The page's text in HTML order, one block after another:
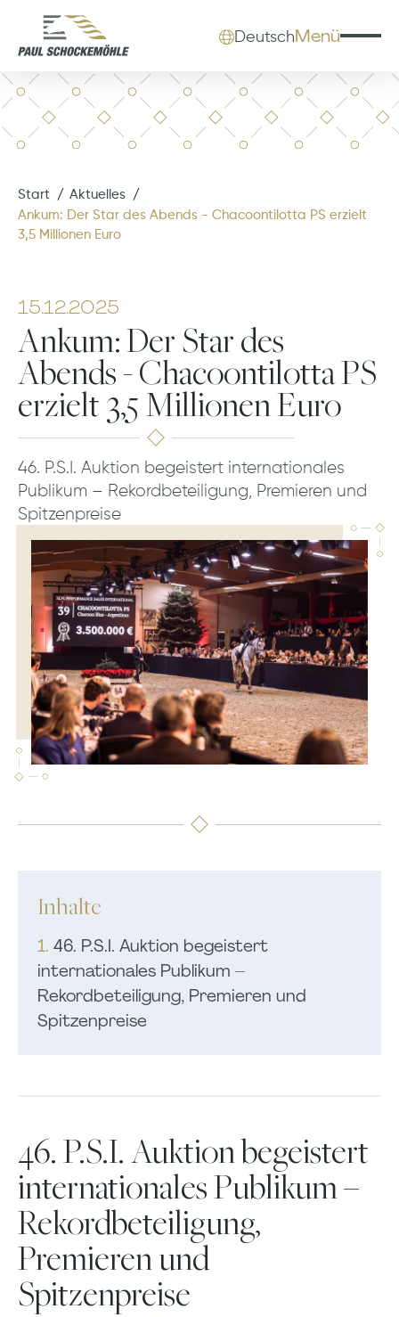
DeutschMenü
Start
Aktuelles
Ankum: Der Star des Abends - Chacoontilotta PS erzielt
3,5 Millionen Euro
15.12.2025
Ankum: Der Star des
Abends - Chacoontilotta PS
erzielt 3,5 Millionen Euro
46. P.S.I. Auktion begeistert internationales
Publikum – Rekordbeteiligung, Premieren und
Spitzenpreise
Inhalte
1. 46. P.S.I. Auktion begeistert
internationales Publikum –
Rekordbeteiligung, Premieren und
Spitzenpreise
46. P.S.I. Auktion begeistert
internationales Publikum –
Rekordbeteiligung,
Premieren und
Spitzenpreise